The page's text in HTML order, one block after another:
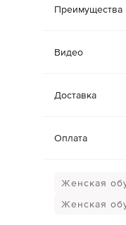
Преимущества
Видео
Доставка
Оплата
Женская
Женская